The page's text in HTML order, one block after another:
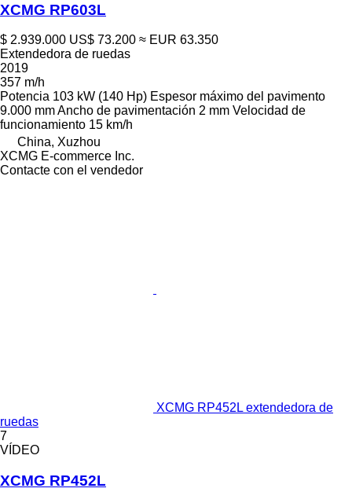
XCMG RP603L
$ 2.939.000 US$ 73.200 ≈ EUR 63.350
Extendedora de ruedas
2019
357 m/h
Potencia 103 kW (140 Hp) Espesor máximo del pavimento
9.000 mmAncho de pavimentación 2 mm Velocidad de
funcionamiento 15 km/h
China, Xuzhou
XCMG E-commerce Inc.
Contacte con el vendedor
XCMG RP452L extendedora de
ruedas
7
VÍDEO
XCMG RP452L